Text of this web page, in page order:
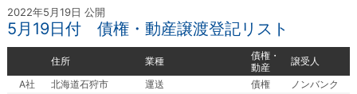
2022年5月19日 公開
5月19日付 債権・動産譲渡登記リスト
住所 業種
債権・
動産
譲受人
A社
北海道石狩市 運送 債権
ノンバンク